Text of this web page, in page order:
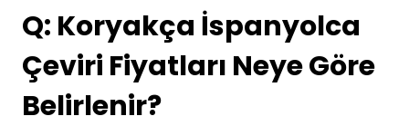
Q: Koryakça İspanyolca
Çeviri Fiyatları Neye Göre
Belirlenir?